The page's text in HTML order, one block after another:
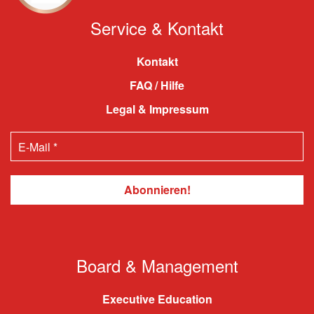
Service & Kontakt
Kontakt
FAQ / Hilfe
Legal & Impressum
Board & Management
Executive Education